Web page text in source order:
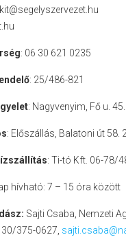
: 06 30 621 0235
: 25/486-821
: Nagyvenyim, Fő u.
: Előszállás, Balatoni út 58.
: Ti-tó Kft. 06-78/
hívható: 7 – 15 óra között
Sajti Csaba, Nemzeti
375-0627,